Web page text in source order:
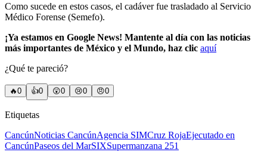
Como sucede en estos casos, el cadáver fue trasladado al Servicio
Médico Forense (Semefo).
¡Ya estamos en Google News! Mantente al día con las noticias
más importantes de México y el Mundo, haz clic aquí
¿Qué te pareció?
🔥0 👍0 😲0 😢0 😠0
Etiquetas
CancúnNoticias CancúnAgencia SIMCruz RojaEjecutado en
CancúnPaseos del MarSIXSupermanzana 251